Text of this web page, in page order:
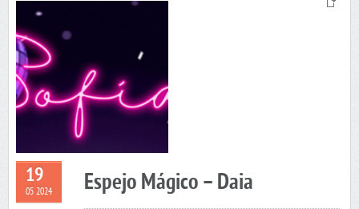
19
05 2024 Espejo Mágico – Daia